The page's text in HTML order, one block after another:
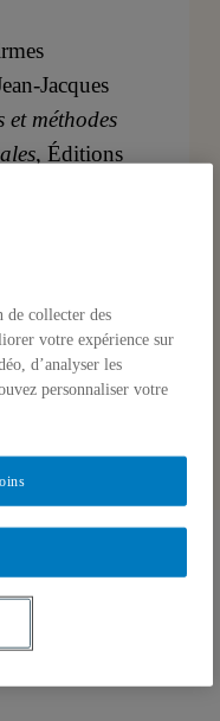
Jacques
et méthodes
, Éditions
de collecter des
votre expérience sur
d’analyser les
personnaliser votre